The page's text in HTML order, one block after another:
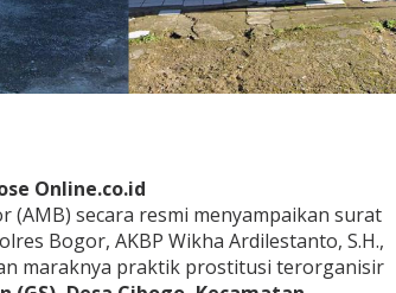
Online.co.id
(AMB) secara resmi menyampaikan surat
Bogor, AKBP Wikha Ardilestanto, S.H.,
maraknya praktik prostitusi terorganisir